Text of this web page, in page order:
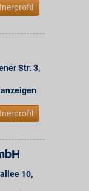
Str. 3,
10,